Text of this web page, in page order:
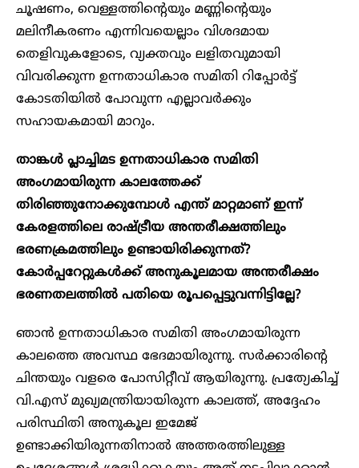
ചൂഷണം, വെള്ളത്തിന്റെയും മണ്ണിന്റെയും
മലിനീകരണം എന്നിവയെല്ലാം വിശദമായ
തെളിവുകളോടെ, വ്യക്തവും ലളിതവുമായി
വിവരിക്കുന്ന ഉന്നതാധികാര സമിതി റിപ്പോര്‍ട്ട്
കോടതിയില്‍ പോവുന്ന എല്ലാവര്‍ക്കും
സഹായകമായി മാറും.
താങ്കള്‍ പ്ലാച്ചിമട ഉന്നതാധികാര സമിതി
അംഗമായിരുന്ന കാലത്തേക്ക്
തിരിഞ്ഞുനോക്കുമ്പോള്‍ എന്ത് മാറ്റമാണ് ഇന്ന്
കേരളത്തിലെ രാഷ്ട്രീയ അന്തരീക്ഷത്തിലും
ഭരണക്രമത്തിലും ഉണ്ടായിരിക്കുന്നത്?
കോർപ്പറേറ്റുകൾക്ക് അനുകൂലമായ അന്തരീക്ഷം
ഭരണതലത്തിൽ പതിയെ രൂപപ്പെട്ടുവന്നിട്ടില്ലേ?
ഞാൻ ഉന്നതാധികാര സമിതി അംഗമായിരുന്ന
കാലത്തെ അവസ്ഥ ഭേദമായിരുന്നു. സര്‍ക്കാരിന്റെ
ചിന്തയും വളരെ പോസിറ്റീവ് ആയിരുന്നു. പ്രത്യേകിച്ച്
വി.എസ് മുഖ്യമന്ത്രിയായിരുന്ന കാലത്ത്, അദ്ദേഹം
പരിസ്ഥിതി അനുകൂല ഇമേജ്
ഉണ്ടാക്കിയിരുന്നതിനാല്‍ അത്തരത്തിലുള്ള